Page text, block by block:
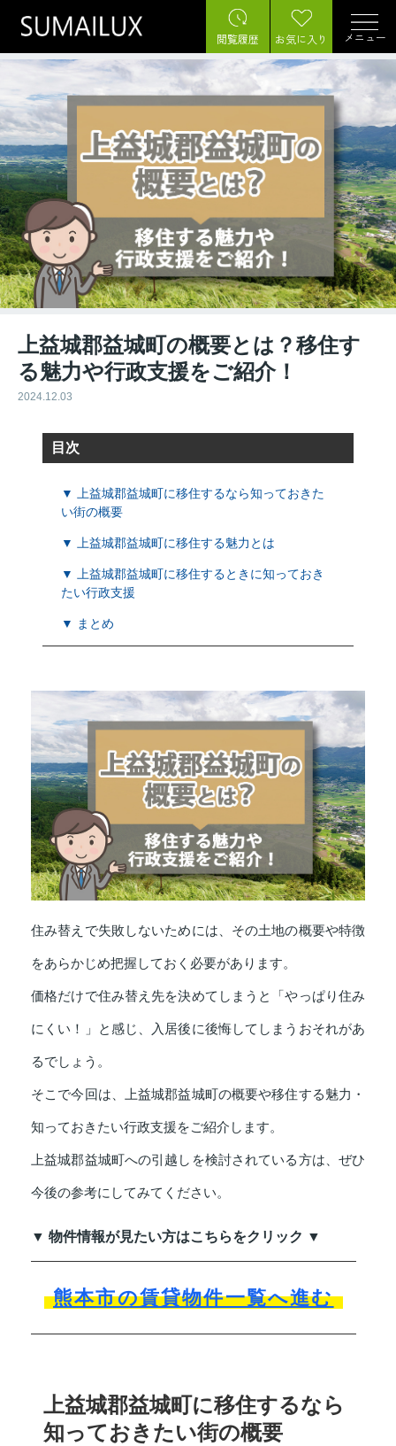
閲覧履歴 お気に入り メニュー
上益城郡益城町の概要とは？移住す
る魅力や行政支援をご紹介！
2024.12.03
目次
▼ 上益城郡益城町に移住するなら知っておきた
い街の概要
▼ 上益城郡益城町に移住する魅力とは
▼ 上益城郡益城町に移住するときに知っておき
たい行政支援
▼ まとめ
住み替えで失敗しないためには、その土地の概要や特徴
をあらかじめ把握しておく必要があります。
価格だけで住み替え先を決めてしまうと「やっぱり住み
にくい！」と感じ、入居後に後悔してしまうおそれがあ
るでしょう。
そこで今回は、上益城郡益城町の概要や移住する魅力・
知っておきたい行政支援をご紹介します。
上益城郡益城町への引越しを検討されている方は、ぜひ
今後の参考にしてみてください。
▼ 物件情報が見たい方はこちらをクリック ▼
熊本市の賃貸物件一覧へ進む
上益城郡益城町に移住するなら
知っておきたい街の概要